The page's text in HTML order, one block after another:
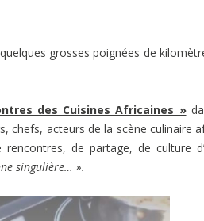
grosses poignées de
des Cuisines Africaines »
chefs, acteurs de la scène culinaire
de partage, de culture
singulière… ».